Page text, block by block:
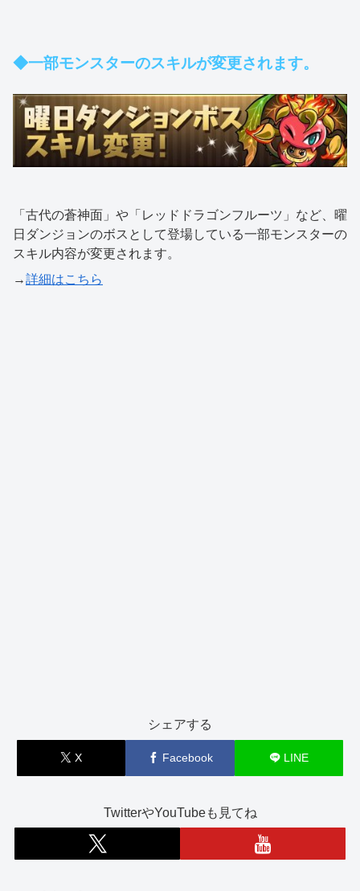
◆一部モンスターのスキルが変更されます。
「古代の蒼神面」や「レッドドラゴンフルーツ」など、曜
日ダンジョンのボスとして登場している一部モンスターの
スキル内容が変更されます。
→詳細はこちら
シェアする
X Facebook LINE
TwitterやYouTubeも見てね